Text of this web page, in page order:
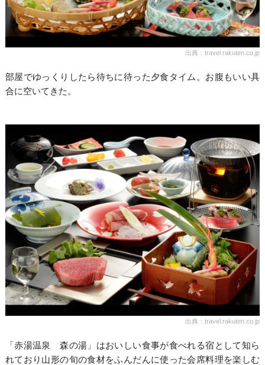
出典：travel.rakuten.co.jp
部屋でゆっくりしたら待ちに待った夕食タイム。お腹もいい具
合に空いてきた。
出典：travel.rakuten.co.jp
「赤湯温泉 森の湯」はおいしい食事が食べれる宿として知ら
れており山形の旬の食材をふんだんに使った会席料理を楽しむ